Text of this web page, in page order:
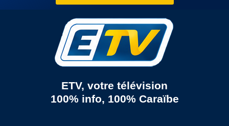
ETV, votre télévision
100% info, 100% Caraïbe